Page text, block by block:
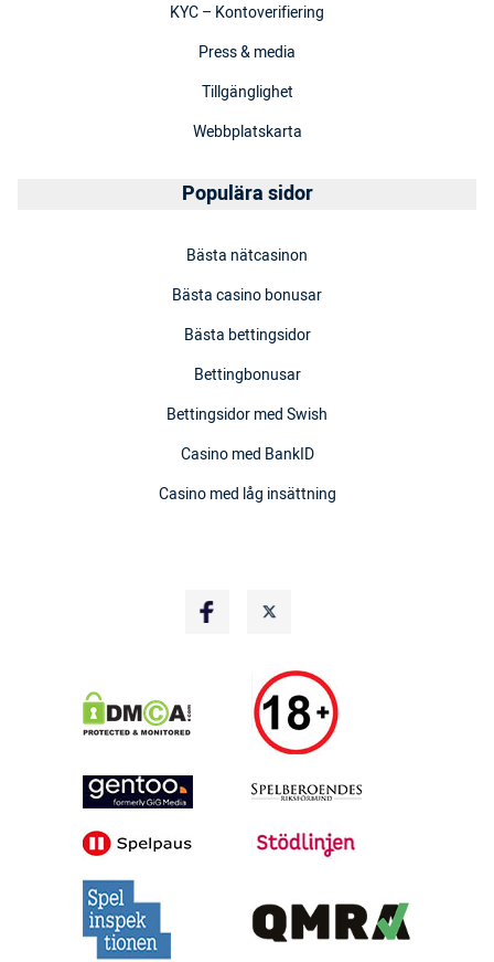
KYC – Kontoverifiering
Press & media
Tillgänglighet
Webbplatskarta
Populära sidor
Bästa nätcasinon
Bästa casino bonusar
Bästa bettingsidor
Bettingbonusar
Bettingsidor med Swish
Casino med BankID
Casino med låg insättning